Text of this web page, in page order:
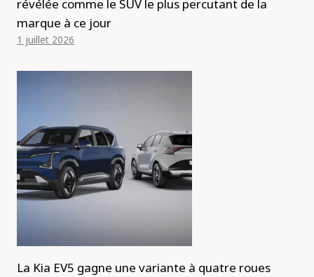
révélée comme le SUV le plus percutant de la
marque à ce jour
1 juillet 2026
La Kia EV5 gagne une variante à quatre roues